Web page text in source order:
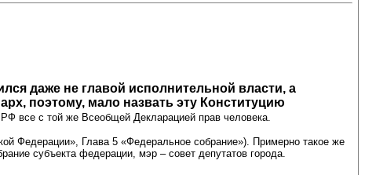
даже не главой исполнительной власти, а
поэтому, мало назвать эту Конституцию
все с той же Всеобщей Декларацией прав человека.
Федерации», Глава 5 «Федеральное собрание»). Примерно такое же
субъекта федерации, мэр – совет депутатов города.